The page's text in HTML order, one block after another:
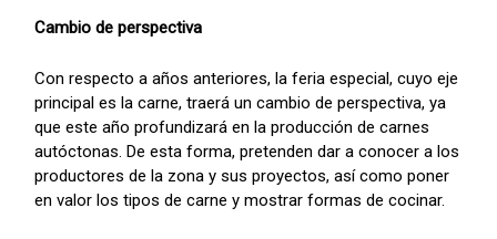
Cambio de perspectiva
Con respecto a años anteriores, la feria especial, cuyo eje
principal es la carne, traerá un cambio de perspectiva, ya
que este año profundizará en la producción de carnes
autóctonas. De esta forma, pretenden dar a conocer a los
productores de la zona y sus proyectos, así como poner
en valor los tipos de carne y mostrar formas de cocinar.